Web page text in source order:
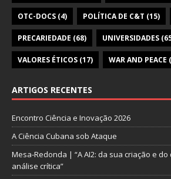
OTC-DOCS (4) POLÍTICA DE C&T (15)
PRECARIEDADE (68) UNIVERSIDADES
VALORES ÉTICOS (17) WAR AND PEACE
ARTIGOS RECENTES
Encontro Ciência e Inovação 2026
A Ciência Cubana sob Ataque
Mesa-Redonda | “A AI2: da sua criação e
análise crítica”